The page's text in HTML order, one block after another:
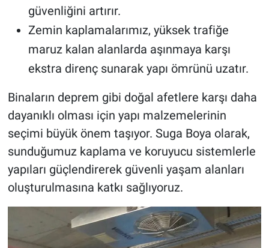
güvenliğini artırır.
Zemin kaplamalarımız, yüksek trafiğe
maruz kalan alanlarda aşınmaya karşı
ekstra direnç sunarak yapı ömrünü uzatır.
Binaların deprem gibi doğal afetlere karşı daha
dayanıklı olması için yapı malzemelerinin
seçimi büyük önem taşıyor. Suga Boya olarak,
sunduğumuz kaplama ve koruyucu sistemlerle
yapıları güçlendirerek güvenli yaşam alanları
oluşturulmasına katkı sağlıyoruz.